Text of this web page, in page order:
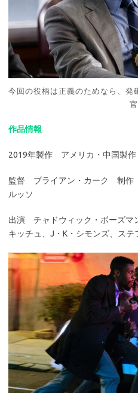
今回の役柄は正義のためなら、発
官
作品情報
2019年製作 アメリカ・中国製
監督 ブライアン・カーク 制作
ルッソ
出演 チャドウィック・ボーズマ
キッチュ、J・K・シモンズ、ス